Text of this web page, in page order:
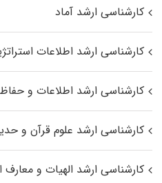
کارشناسی ارشد آماد
کارشناسی ارشد اطلاعات
کارشناسی ارشد اطلاعات و
کارشناسی ارشد علوم قرآن و
کارشناسی ارشد الهیات و